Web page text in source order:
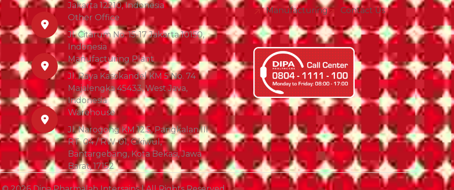
Jakarta 12210, Indonesia
Other Office
Jl. Citarum No. 15-17 Jakarta 10150,
Indonesia
Manufacturing Plant
Jl. Raya Kasokandel KM 5 No. 74
Majalengka 45433, West Java,
Indonesia
Warehouse
Jl. Narogong KM 12.5, Pangkalan III
RT. 04 / RW. 01, Cikiwul,
Bantargebang, Kota Bekasi, Jawa
Barat, 17152
Manufacturing
Contact Us